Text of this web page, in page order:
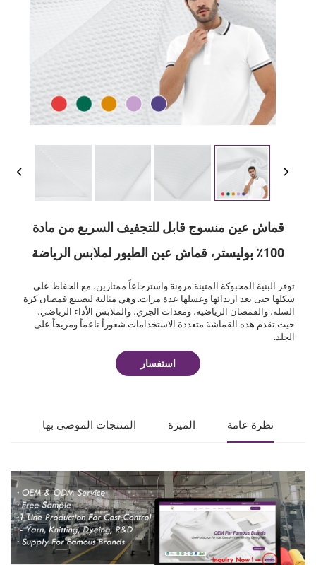
قماش عين منسوج قابل للتجفيف السريع من مادة
100٪ بوليستر، قماش عين الطيور لملابس الرياضة
توفر البنية المحبوكة المتينة مرونة واسترجاعاً ممتازين، مع الحفاظ على
شكلها حتى بعد ارتدائها وغسلها عدة مرات. وهي مثالية لتصنيع قمصان كرة
السلة، والقمصان الرياضية، ومعدات الجري، والملابس الأداء الرياضي،
حيث تقدم هذه القماشة متعددة الاستخدامات شعوراً ناعماً ومريحاً على
الجلد.
استفسار
نظرة عامة الميزة المنتجات الموصى بها